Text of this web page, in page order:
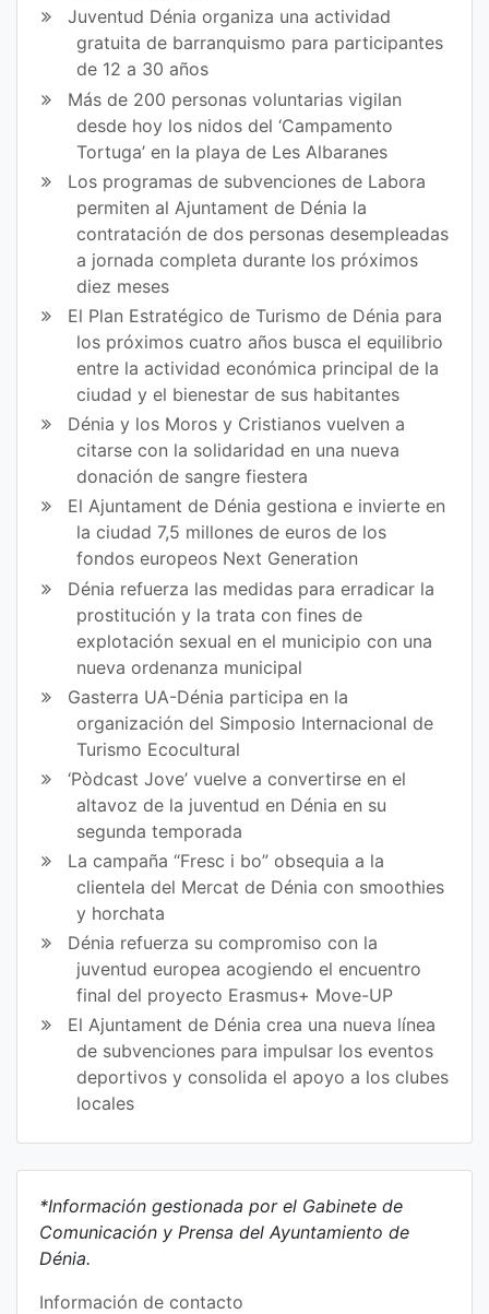
Juventud Dénia organiza una actividad
gratuita de barranquismo para participantes
de 12 a 30 años
Más de 200 personas voluntarias vigilan
desde hoy los nidos del ‘Campamento
Tortuga’ en la playa de Les Albaranes
Los programas de subvenciones de Labora
permiten al Ajuntament de Dénia la
contratación de dos personas desempleadas
a jornada completa durante los próximos
diez meses
El Plan Estratégico de Turismo de Dénia para
los próximos cuatro años busca el equilibrio
entre la actividad económica principal de la
ciudad y el bienestar de sus habitantes
Dénia y los Moros y Cristianos vuelven a
citarse con la solidaridad en una nueva
donación de sangre fiestera
El Ajuntament de Dénia gestiona e invierte en
la ciudad 7,5 millones de euros de los
fondos europeos Next Generation
Dénia refuerza las medidas para erradicar la
prostitución y la trata con fines de
explotación sexual en el municipio con una
nueva ordenanza municipal
Gasterra UA-Dénia participa en la
organización del Simposio Internacional de
Turismo Ecocultural
‘Pòdcast Jove’ vuelve a convertirse en el
altavoz de la juventud en Dénia en su
segunda temporada
La campaña “Fresc i bo” obsequia a la
clientela del Mercat de Dénia con smoothies
y horchata
Dénia refuerza su compromiso con la
juventud europea acogiendo el encuentro
final del proyecto Erasmus+ Move-UP
El Ajuntament de Dénia crea una nueva línea
de subvenciones para impulsar los eventos
deportivos y consolida el apoyo a los clubes
locales
*Información gestionada por el Gabinete de
Comunicación y Prensa del Ayuntamiento de
Dénia.
Información de contacto